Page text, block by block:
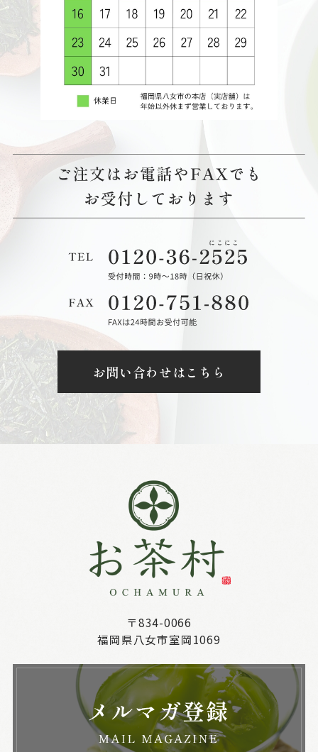
お問い合わせはこちら
〒834-0066
福岡県八女市室岡1069